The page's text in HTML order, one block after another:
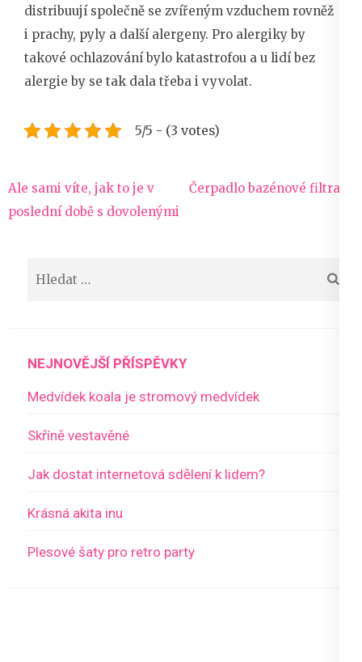
distribuují společně se zvířeným vzduchem rovněž
i prachy, pyly a další alergeny. Pro alergiky by
takové ochlazování bylo katastrofou a u lidí bez
alergie by se tak dala třeba i vyvolat.
5/5 - (3 votes)
Navigace
pro
Ale sami víte, jak to je v
poslední době s dovolenými
Čerpadlo bazénové filtrace
NEJNOVĚJŠÍ PŘÍSPĚVKY
Medvídek koala je stromový medvídek
Skříně vestavěné
Jak dostat internetová sdělení k lidem?
Krásná akita inu
Plesové šaty pro retro party